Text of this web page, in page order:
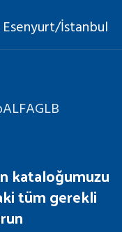
Esenyurt/İstanbul
kataloğumuzu
tüm gerekli